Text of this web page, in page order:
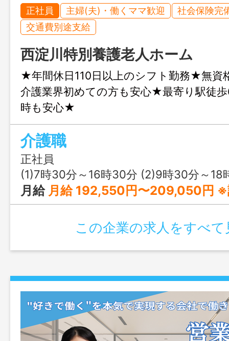
正社員 主婦(夫)・働くママ歓迎
社会保険完
交通費別途支給
西淀川特別養護老人ホーム
★年間休日110日以上のシフト勤務★無資
介護業界初めての方も安心★最寄り駅徒
時も安心★
介護職
正社員
(1)7時30分～16時30分 (2)9時30分～18時30分 (3)10時30分～19時30分 休憩60分 (4)17時30分～翌10時00分 休憩210分 ※1ヶ月単
月給 月給 192,550円〜209,050円 ※試用期間中は時給1,120円となります 【内訳】 基本給：170,500円～185,500円 調整手当：22,050円～23,550円 【別途】 資格
この企業の求人をすべて